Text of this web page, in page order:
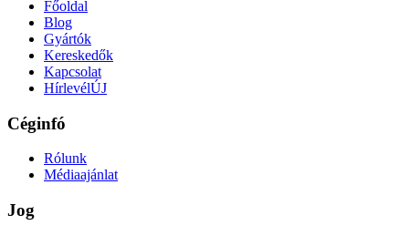
Főoldal
Blog
Gyártók
Kereskedők
Kapcsolat
HírlevélÚJ
Céginfó
Rólunk
Médiaajánlat
Jog